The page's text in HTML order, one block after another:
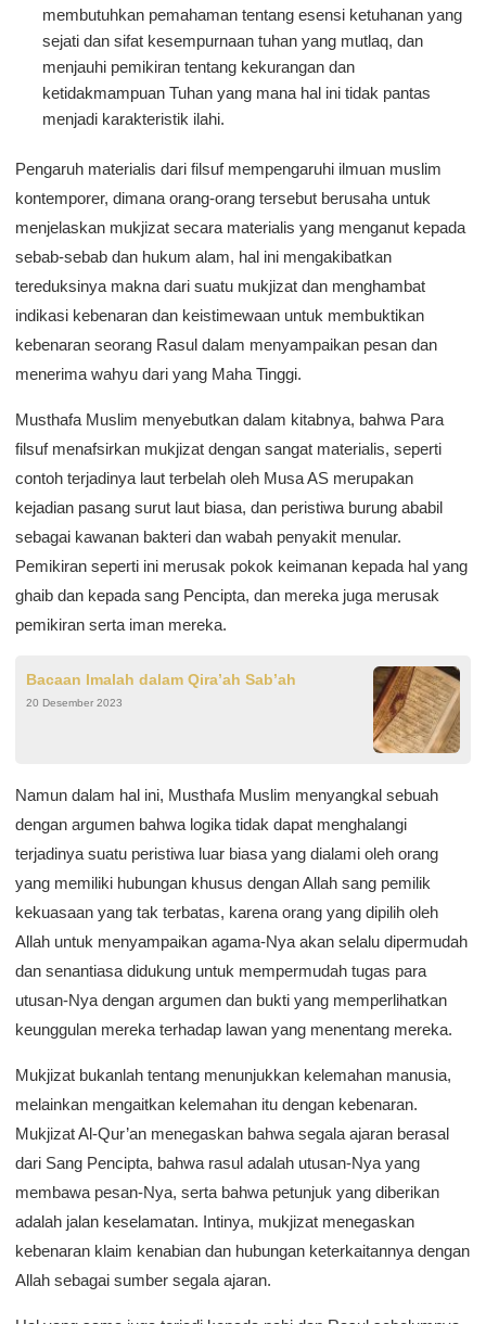
membutuhkan pemahaman tentang esensi ketuhanan yang
sejati dan sifat kesempurnaan tuhan yang mutlaq, dan
menjauhi pemikiran tentang kekurangan dan
ketidakmampuan Tuhan yang mana hal ini tidak pantas
menjadi karakteristik ilahi.
Pengaruh materialis dari filsuf mempengaruhi ilmuan muslim
kontemporer, dimana orang-orang tersebut berusaha untuk
menjelaskan mukjizat secara materialis yang menganut kepada
sebab-sebab dan hukum alam, hal ini mengakibatkan
tereduksinya makna dari suatu mukjizat dan menghambat
indikasi kebenaran dan keistimewaan untuk membuktikan
kebenaran seorang Rasul dalam menyampaikan pesan dan
menerima wahyu dari yang Maha Tinggi.
Musthafa Muslim menyebutkan dalam kitabnya, bahwa Para
filsuf menafsirkan mukjizat dengan sangat materialis, seperti
contoh terjadinya laut terbelah oleh Musa AS merupakan
kejadian pasang surut laut biasa, dan peristiwa burung ababil
sebagai kawanan bakteri dan wabah penyakit menular.
Pemikiran seperti ini merusak pokok keimanan kepada hal yang
ghaib dan kepada sang Pencipta, dan mereka juga merusak
pemikiran serta iman mereka.
Bacaan Imalah dalam Qira’ah Sab’ah
20 Desember 2023
Namun dalam hal ini, Musthafa Muslim menyangkal sebuah
dengan argumen bahwa logika tidak dapat menghalangi
terjadinya suatu peristiwa luar biasa yang dialami oleh orang
yang memiliki hubungan khusus dengan Allah sang pemilik
kekuasaan yang tak terbatas, karena orang yang dipilih oleh
Allah untuk menyampaikan agama-Nya akan selalu dipermudah
dan senantiasa didukung untuk mempermudah tugas para
utusan-Nya dengan argumen dan bukti yang memperlihatkan
keunggulan mereka terhadap lawan yang menentang mereka.
Mukjizat bukanlah tentang menunjukkan kelemahan manusia,
melainkan mengaitkan kelemahan itu dengan kebenaran.
Mukjizat Al-Qur’an menegaskan bahwa segala ajaran berasal
dari Sang Pencipta, bahwa rasul adalah utusan-Nya yang
membawa pesan-Nya, serta bahwa petunjuk yang diberikan
adalah jalan keselamatan. Intinya, mukjizat menegaskan
kebenaran klaim kenabian dan hubungan keterkaitannya dengan
Allah sebagai sumber segala ajaran.